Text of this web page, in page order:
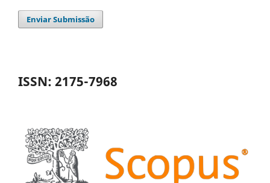
Enviar Submissão
ISSN: 2175-7968